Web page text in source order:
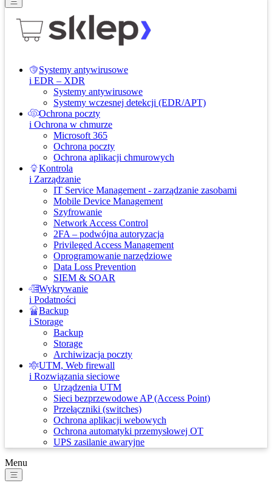
Systemy antywirusowe
i EDR – XDR
Systemy antywirusowe
Systemy wczesnej detekcji (EDR/APT)
Ochrona poczty
i Ochrona w chmurze
Microsoft 365
Ochrona poczty
Ochrona aplikacji chmurowych
Kontrola
i Zarządzanie
IT Service Management - zarządzanie zasobami
Mobile Device Management
Szyfrowanie
Network Access Control
2FA – podwójna autoryzacja
Privileged Access Management
Oprogramowanie narzędziowe
Data Loss Prevention
SIEM & SOAR
Wykrywanie
i Podatności
Backup
i Storage
Backup
Storage
Archiwizacja poczty
UTM, Web firewall
i Rozwiązania sieciowe
Urządzenia UTM
Sieci bezprzewodowe AP (Access Point)
Przełączniki (switches)
Ochrona aplikacji webowych
Ochrona automatyki przemysłowej OT
UPS zasilanie awaryjne
Menu